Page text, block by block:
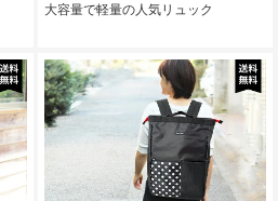
大容量で軽量の人気リュック